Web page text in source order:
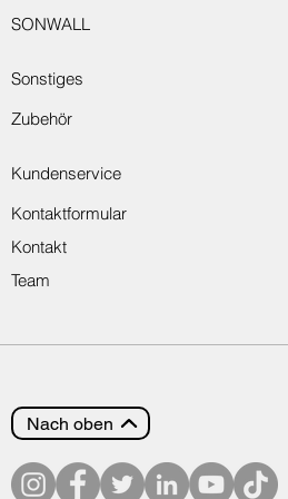
Kundenservice
Sonstiges
Zubehör
Kontaktformular
Kontakt
Team
SONWALL
Nach oben